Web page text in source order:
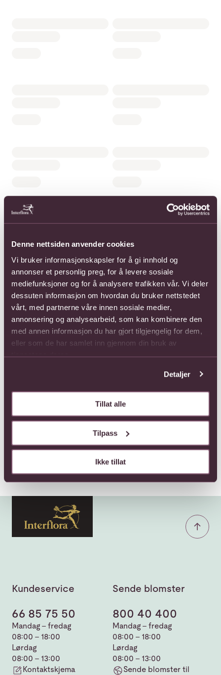
Denne nettsiden anvender cookies
Vi bruker informasjonskapsler for å gi innhold og
annonser et personlig preg, for å levere sosiale
mediefunksjoner og for å analysere trafikken vår. Vi deler
dessuten informasjon om hvordan du bruker nettstedet
vårt, med partnerne våre innen sosiale medier,
annonsering og analysearbeid, som kan kombinere den
med annen informasjon du har gjort tilgjengelig for dem,
eller som de har samlet inn gjennom din bruk av
tjenestene deres.
Detaljer
Tillat alle
Tilpass
Ikke tillat
Kundeservice
66 85 75 50
Mandag - fredag
08:00 - 18:00
Lørdag
08:00 - 13:00
Kontaktskjema
Sende blomster
800 40 400
Mandag - fredag
08:00 - 18:00
Lørdag
08:00 - 13:00
Sende blomster til